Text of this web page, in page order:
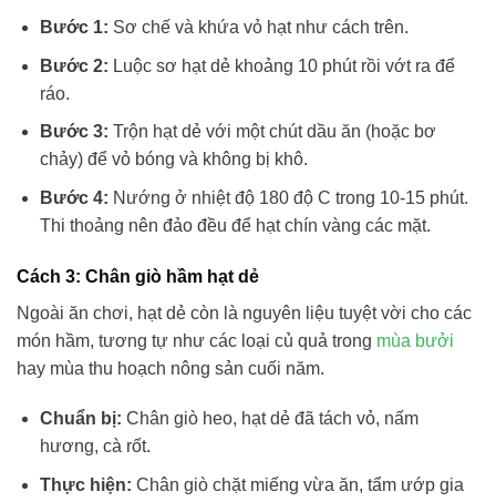
Bước 1: Sơ chế và khứa vỏ hạt như cách trên.
Bước 2: Luộc sơ hạt dẻ khoảng 10 phút rồi vớt ra để
ráo.
Bước 3: Trộn hạt dẻ với một chút dầu ăn (hoặc bơ
chảy) để vỏ bóng và không bị khô.
Bước 4: Nướng ở nhiệt độ 180 độ C trong 10-15 phút.
Thi thoảng nên đảo đều để hạt chín vàng các mặt.
Cách 3: Chân giò hầm hạt dẻ
Ngoài ăn chơi, hạt dẻ còn là nguyên liệu tuyệt vời cho các
món hầm, tương tự như các loại củ quả trong mùa bưởi
hay mùa thu hoạch nông sản cuối năm.
Chuẩn bị: Chân giò heo, hạt dẻ đã tách vỏ, nấm
hương, cà rốt.
Thực hiện: Chân giò chặt miếng vừa ăn, tẩm ướp gia